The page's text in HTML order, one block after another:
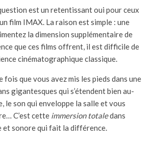
est un retentissant oui pour ceux
film IMAX. La raison est simple : une
la dimension supplémentaire de
que ces films offrent, il est difficile de
cinématographique classique.
fois que vous avez mis les pieds dans une
gigantesques qui s’étendent bien au-
le son qui enveloppe la salle et vous
C’est cette immersion totaledans
et sonore qui fait la différence.